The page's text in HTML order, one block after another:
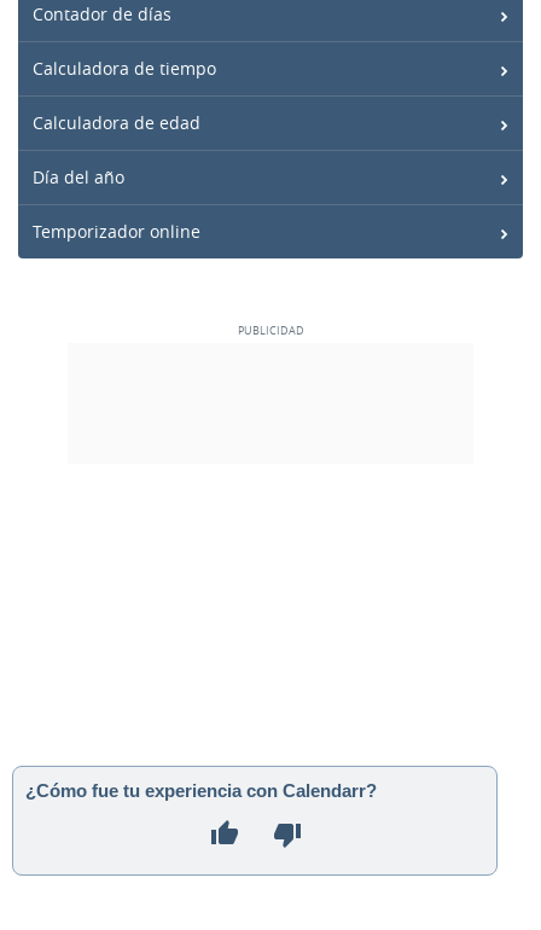
Contador de días
Calculadora de tiempo
Calculadora de edad
Día del año
Temporizador online
¿Cómo fue tu experiencia con Calendarr?